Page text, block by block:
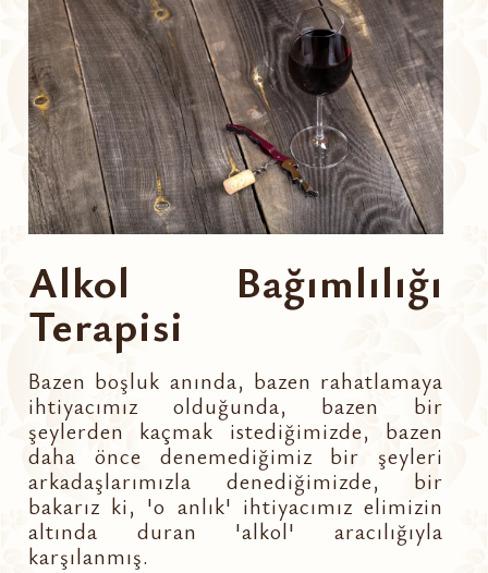
Alkol Bağımlılığı
Terapisi
Bazen boşluk anında, bazen rahatlamaya
ihtiyacımız olduğunda, bazen bir
şeylerden kaçmak istediğimizde, bazen
daha önce denemediğimiz bir şeyleri
arkadaşlarımızla denediğimizde, bir
bakarız ki, 'o anlık' ihtiyacımız elimizin
altında duran 'alkol' aracılığıyla
karşılanmış.